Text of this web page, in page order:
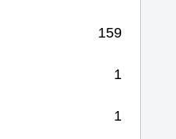
159
1
1